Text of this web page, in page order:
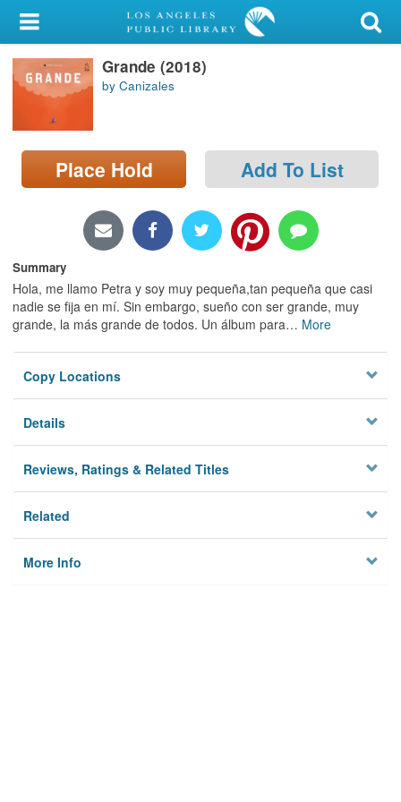
My Account
Library Card
Search
Privacy
Grande (2018)
by Canizales
Place Hold Add To List
Summary
Hola, me llamo Petra y soy muy pequeña,tan pequeña que casi
nadie se fija en mí. Sin embargo, sueño con ser grande, muy
grande, la más grande de todos. Un álbum para… More
Copy Locations
Details
Reviews, Ratings & Related Titles
Related
More Info